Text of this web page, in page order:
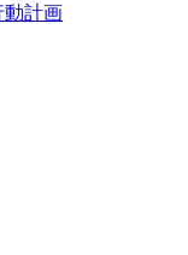
動計画